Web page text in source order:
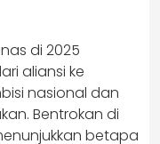
di 2025
aliansi ke
nasional dan
Bentrokan di
betapa